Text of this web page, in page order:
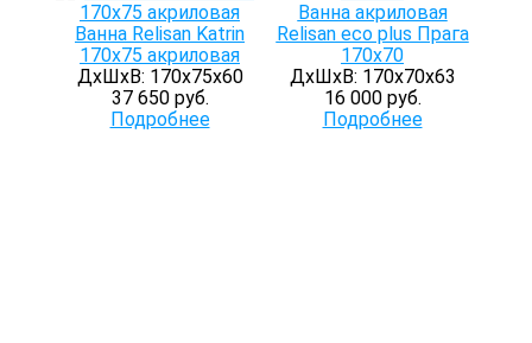
Ванна Relisan Katrin
170x75 акриловая
ДхШхВ: 170х75х60
37 650 руб.
Подробнее
Ванна акриловая
Relisan eco plus Прага
170х70
ДхШхВ: 170х70х63
16 000 руб.
Подробнее